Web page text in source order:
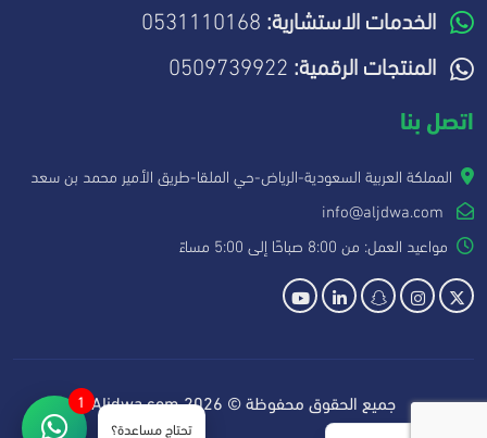
الخدمات الاستشارية:
المنتجات الرقمية:
اتصل بنا
المملكة العربية السعودية-الرياض-حي الملقا-طريق الأمير محمد بن سعد
مواعيد العمل: من 8:00 صباحًا إلى 5:00 مساءً
جميع الحقوق محفوظة © 2026 Aljdwa.com 1
تحتاج مساعدة؟